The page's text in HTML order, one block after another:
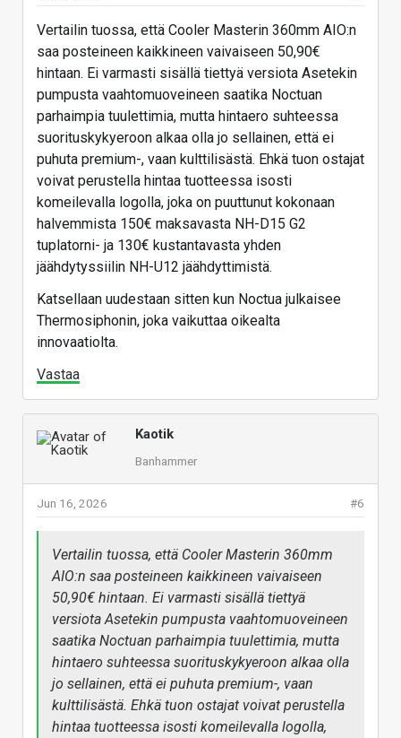
Vertailin tuossa, että Cooler Masterin 360mm AIO:n
saa posteineen kaikkineen vaivaiseen 50,90€
hintaan. Ei varmasti sisällä tiettyä versiota Asetekin
pumpusta vaahtomuoveineen saatika Noctuan
parhaimpia tuulettimia, mutta hintaero suhteessa
suorituskykyeroon alkaa olla jo sellainen, että ei
puhuta premium-, vaan kulttilisästä. Ehkä tuon ostajat
voivat perustella hintaa tuotteessa isosti
komeilevalla logolla, joka on puuttunut kokonaan
halvemmista 150€ maksavasta NH-D15 G2
tuplatorni- ja 130€ kustantavasta yhden
jäähdytyssiilin NH-U12 jäähdyttimistä.
Katsellaan uudestaan sitten kun Noctua julkaisee
Thermosiphonin, joka vaikuttaa oikealta
innovaatiolta.
Vastaa
Kaotik
Banhammer
#6
Jun 16, 2026
Vertailin tuossa, että Cooler Masterin 360mm
AIO:n saa posteineen kaikkineen vaivaiseen
50,90€ hintaan. Ei varmasti sisällä tiettyä
versiota Asetekin pumpusta vaahtomuoveineen
saatika Noctuan parhaimpia tuulettimia, mutta
hintaero suhteessa suorituskykyeroon alkaa olla
jo sellainen, että ei puhuta premium-, vaan
kulttilisästä. Ehkä tuon ostajat voivat perustella
hintaa tuotteessa isosti komeilevalla logolla,